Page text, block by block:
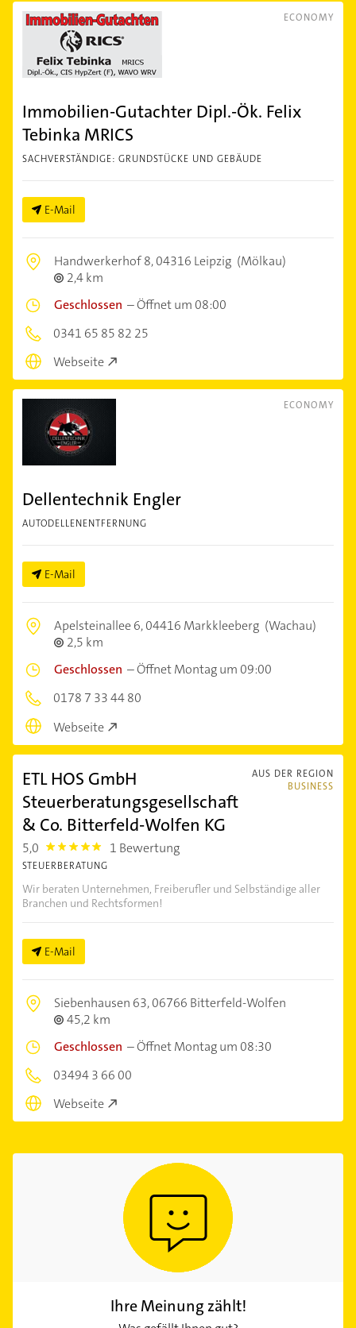
ECONOMY
Immobilien-Gutachter Dipl.-Ök. Felix
Tebinka MRICS
SACHVERSTÄNDIGE: GRUNDSTÜCKE UND GEBÄUDE
E-Mail
Handwerkerhof 8,04316 Leipzig (Mölkau)
2,4 km
Geschlossen –Öffnet um 08:00
0341 65 85 82 25
Webseite
ECONOMY
Dellentechnik Engler
AUTODELLENENTFERNUNG
E-Mail
Apelsteinallee 6,04416 Markkleeberg (Wachau)
2,5 km
Geschlossen –Öffnet Montag um 09:00
0178 7 33 44 80
Webseite
AUS DER REGION
BUSINESS
ETL HOS GmbH
Steuerberatungsgesellschaft
& Co. Bitterfeld-Wolfen KG
5,0 5.0 1 Bewertung
STEUERBERATUNG
Wir beraten Unternehmen, Freiberufler und Selbständige aller
Branchen und Rechtsformen!
E-Mail
Siebenhausen 63,06766 Bitterfeld-Wolfen
45,2 km
Geschlossen –Öffnet Montag um 08:30
03494 3 66 00
Webseite
Ihre Meinung zählt!